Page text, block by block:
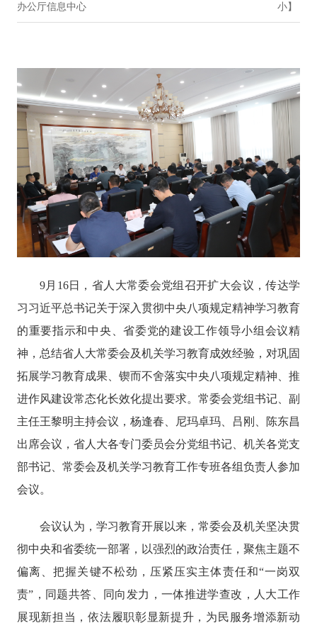
办公厅信息中心 小】
9月16日，省人大常委会党组召开扩大会议，传达学
习习近平总书记关于深入贯彻中央八项规定精神学习教育
的重要指示和中央、省委党的建设工作领导小组会议精
神，总结省人大常委会及机关学习教育成效经验，对巩固
拓展学习教育成果、锲而不舍落实中央八项规定精神、推
进作风建设常态化长效化提出要求。常委会党组书记、副
主任王黎明主持会议，杨逢春、尼玛卓玛、吕刚、陈东昌
出席会议，省人大各专门委员会分党组书记、机关各党支
部书记、常委会及机关学习教育工作专班各组负责人参加
会议。
会议认为，学习教育开展以来，常委会及机关坚决贯
彻中央和省委统一部署，以强烈的政治责任，聚焦主题不
偏离、把握关键不松劲 ，压紧压实主体责任和“一岗双
责”，同题共答、同向发力，一体推进学查改，人大工作
展现新担当 ，依法履职彰显新提升， 为民服务增添新动